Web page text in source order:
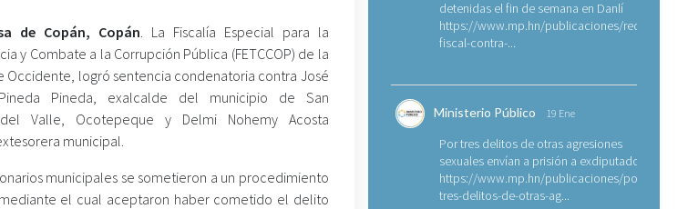
de Copán, Copán. La Fiscalía Especial para la
y Combate a la Corrupción Pública (FETCCOP) de la
Occidente, logró sentencia condenatoria contra José
Pineda, exalcalde del municipio de San
del Valle, Ocotepeque y Delmi Nohemy Acosta
municipal.
municipales se sometieron a un procedimiento
el cual aceptaron haber cometido el delito
detenidas el fin de semana en Danlí
https://www.mp.hn/publicaciones/
fiscal-contra-...
Ministerio Público 19 Ene
Por tres delitos de otras agresiones
sexuales envían a prisión a exdiputado
https://www.mp.hn/publicaciones/por-
tres-delitos-de-otras-ag...